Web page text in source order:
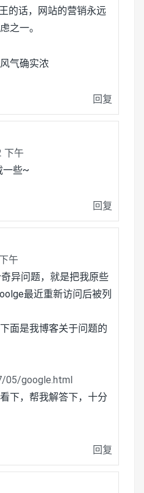
的话，网站的营销永远
之一。
气确实浓
回复
下午
一些~
回复
午
异问题，就是把我原些
最近重新访问后被列
面是我博客关于问题的
05/google.html
下，帮我解答下，十分
回复